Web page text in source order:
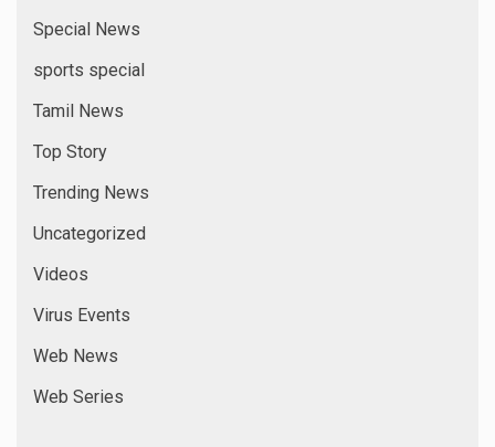
Special News
sports special
Tamil News
Top Story
Trending News
Uncategorized
Videos
Virus Events
Web News
Web Series